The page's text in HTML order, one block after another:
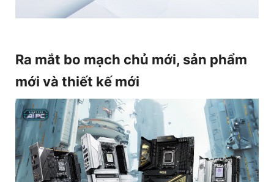
Ra mắt bo mạch chủ mới, sản phẩm
mới và thiết kế mới